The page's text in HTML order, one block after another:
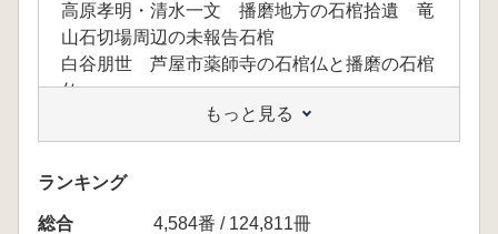
高原孝明・清水一文 播磨地方の石棺拾遺 竜
山石切場周辺の未報告石棺
白谷朋世 芦屋市薬師寺の石棺仏と播磨の石棺
仏
長谷川眞 丹波窯と備前窯
藤原光平 市川町中流域における横穴式石室の
変遷について 福崎町神谷古墳の調査報告を中
心に
森岡秀人 概念原理の近状からみた「初期庄
もっと見る
ランキング
総合
4,584番 / 124,811冊